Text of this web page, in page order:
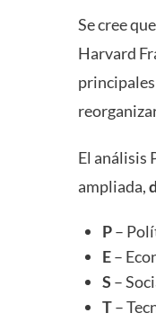
Se cree
Harvard
El análisis
ampliada,
P–
E–
S –
T–